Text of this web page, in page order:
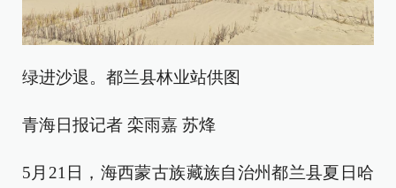
绿进沙退。都兰县林业站供图
青海日报记者 栾雨嘉 苏烽
5月21日，海西蒙古族藏族自治州都兰县夏日哈